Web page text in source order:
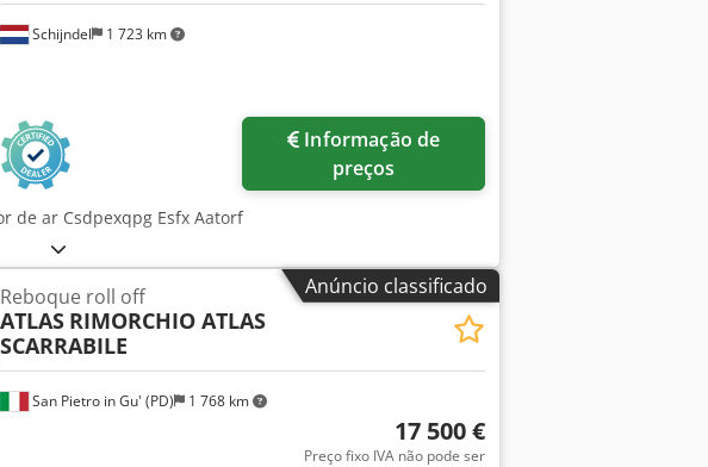
Schijndel 1 723 km
preços
de ar Csdpexqpg Esfx Aatorf
Anúncio classificado
San Pietro in Gu' (PD) 1 768 km
Reboque roll off
ATLAS RIMORCHIO ATLAS
SCARRABILE
17 500 €
Preço fixo IVA não pode ser